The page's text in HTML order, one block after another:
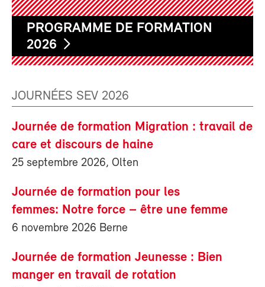
PROGRAMME DE FORMATION
2026
JOURNÉES SEV 2026
Journée de formation Migration : travail de
care et discours de haine
25 septembre 2026, Olten
Journée de formation pour les
femmes: Notre force – être une femme
6 novembre 2026 Berne
Journée de formation Jeunesse : Bien
manger en travail de rotation